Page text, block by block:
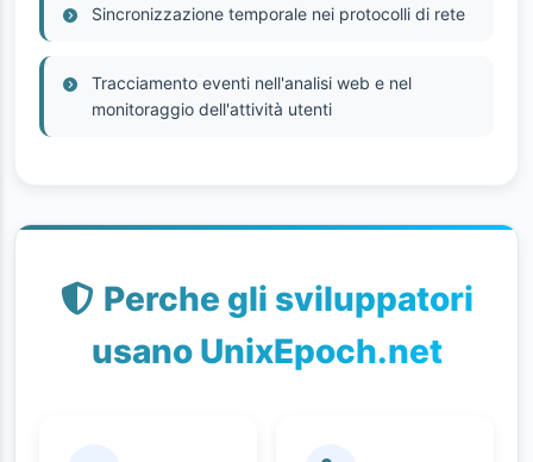
Sincronizzazione temporale nei protocolli di rete
Tracciamento eventi nell'analisi web e nel
monitoraggio dell'attività utenti
Perche gli sviluppatori
usano UnixEpoch.net